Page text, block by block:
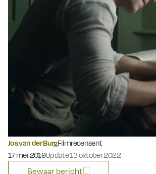
Jos van der BurgFilmrecensent
Gepubliceerd op:
17 mei 2019Update 13 oktober 2022
Bewaar bericht